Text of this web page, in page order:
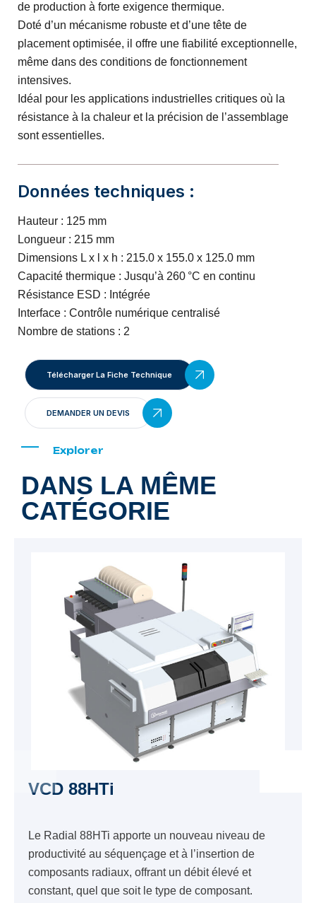
de production à forte exigence thermique.
Doté d’un mécanisme robuste et d’une tête de
placement optimisée, il offre une fiabilité exceptionnelle,
même dans des conditions de fonctionnement
intensives.
Idéal pour les applications industrielles critiques où la
résistance à la chaleur et la précision de l’assemblage
sont essentielles.
Données techniques :
Hauteur : 125 mm
Longueur : 215 mm
Dimensions L x l x h : 215.0 x 155.0 x 125.0 mm
Capacité thermique : Jusqu’à 260 °C en continu
Résistance ESD : Intégrée
Interface : Contrôle numérique centralisé
Nombre de stations : 2
Télécharger La Fiche Technique
DEMANDER UN DEVIS
Explorer
DANS LA MÊME
CATÉGORIE
VCD 88HTi
Le Radial 88HTi apporte un nouveau niveau de
productivité au séquençage et à l’insertion de
composants radiaux, offrant un débit élevé et
constant, quel que soit le type de composant.